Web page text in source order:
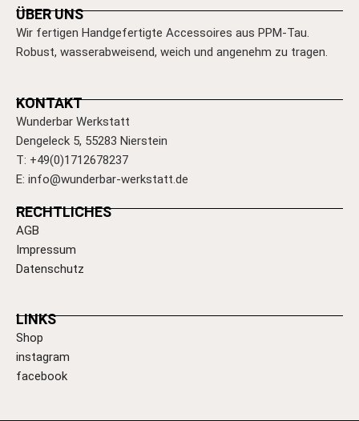
ÜBER UNS
Wir fertigen Handgefertigte Accessoires aus PPM-Tau.
Robust, wasserabweisend, weich und angenehm zu tragen.
KONTAKT
Wunderbar Werkstatt
Dengeleck 5, 55283 Nierstein
T: +49(0)1712678237
E: info@wunderbar-werkstatt.de
RECHTLICHES
AGB
Impressum
Datenschutz
LINKS
Shop
instagram
facebook